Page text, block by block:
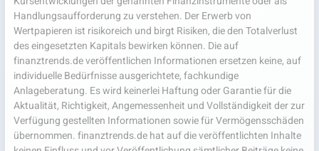
Handlungsaufforderung zu verstehen. Der Erwerb von
Wertpapieren ist risikoreich und birgt Risiken, die den Totalverlust
des eingesetzten Kapitals bewirken können. Die auf
finanztrends.de veröffentlichen Informationen ersetzen keine, auf
individuelle Bedürfnisse ausgerichtete, fachkundige
Anlageberatung. Es wird keinerlei Haftung oder Garantie für die
Aktualität, Richtigkeit, Angemessenheit und Vollständigkeit der zur
Verfügung gestellten Informationen sowie für Vermögensschäden
übernommen. finanztrends.de hat auf die veröffentlichten Inhalte